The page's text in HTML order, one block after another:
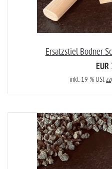
Ersatzstiel Bodner
EUR
inkl. 19 % USt